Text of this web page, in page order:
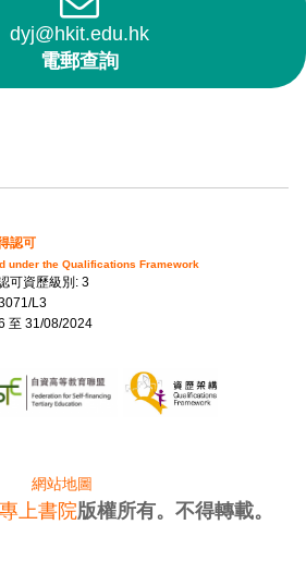
dyj@hkit.edu.hk
電郵查詢
認可
under the Qualifications Framework
可資歷級別: 3
L3
至 31/08/2024
網站地圖
上書院版權所有。不得轉載。